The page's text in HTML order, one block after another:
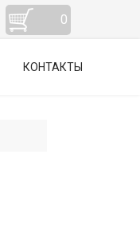
0
КОНТАКТЫ